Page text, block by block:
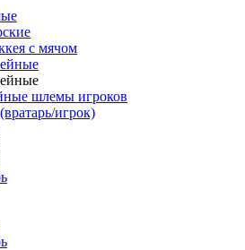
с мячом
шлемы игроков
игрок)